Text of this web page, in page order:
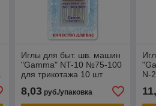
Иглы для быт. шв. машин
"Gamma" NT-10 №75-100
для трикотажа 10 шт
8,03руб./упаковка
N-